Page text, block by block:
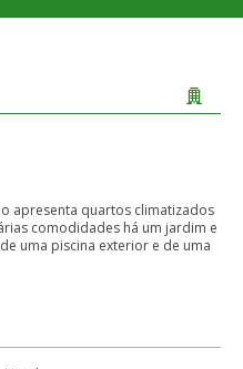
apresenta quartos climatizados
comodidades há um jardim e
uma piscina exterior e de uma